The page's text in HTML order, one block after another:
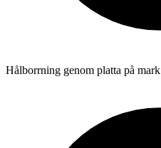
Hålborrning genom platta på mark